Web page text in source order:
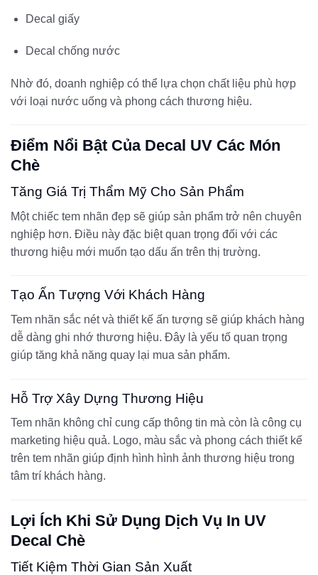
Decal giấy
Decal chống nước
Nhờ đó, doanh nghiệp có thể lựa chọn chất liệu phù hợp
với loại nước uống và phong cách thương hiệu.
Điểm Nổi Bật Của Decal UV Các Món
Chè
Tăng Giá Trị Thẩm Mỹ Cho Sản Phẩm
Một chiếc tem nhãn đẹp sẽ giúp sản phẩm trở nên chuyên
nghiệp hơn. Điều này đặc biệt quan trọng đối với các
thương hiệu mới muốn tạo dấu ấn trên thị trường.
Tạo Ấn Tượng Với Khách Hàng
Tem nhãn sắc nét và thiết kế ấn tượng sẽ giúp khách hàng
dễ dàng ghi nhớ thương hiệu. Đây là yếu tố quan trọng
giúp tăng khả năng quay lại mua sản phẩm.
Hỗ Trợ Xây Dựng Thương Hiệu
Tem nhãn không chỉ cung cấp thông tin mà còn là công cụ
marketing hiệu quả. Logo, màu sắc và phong cách thiết kế
trên tem nhãn giúp định hình hình ảnh thương hiệu trong
tâm trí khách hàng.
Lợi Ích Khi Sử Dụng Dịch Vụ In UV
Decal Chè
Tiết Kiệm Thời Gian Sản Xuất